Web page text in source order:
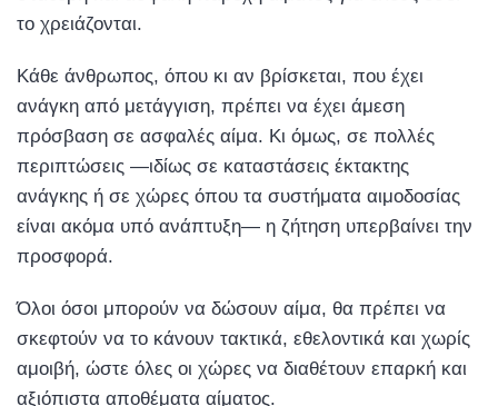
το χρειάζονται.
Κάθε άνθρωπος, όπου κι αν βρίσκεται, που έχει
ανάγκη από μετάγγιση, πρέπει να έχει άμεση
πρόσβαση σε ασφαλές αίμα. Κι όμως, σε πολλές
περιπτώσεις —ιδίως σε καταστάσεις έκτακτης
ανάγκης ή σε χώρες όπου τα συστήματα αιμοδοσίας
είναι ακόμα υπό ανάπτυξη— η ζήτηση υπερβαίνει την
προσφορά.
Όλοι όσοι μπορούν να δώσουν αίμα, θα πρέπει να
σκεφτούν να το κάνουν τακτικά, εθελοντικά και χωρίς
αμοιβή, ώστε όλες οι χώρες να διαθέτουν επαρκή και
αξιόπιστα αποθέματα αίματος.